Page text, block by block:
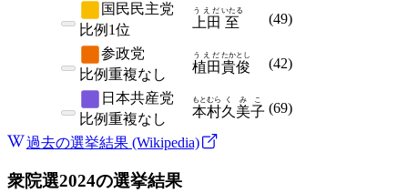
国民民主党
比例 1位 上田
うえだ
至
いたる
(49)
参政党
比例重複なし 植田
うえだ
貴俊
たかとし
(42)
日本共産党
比例重複なし 本村
もとむら
久美子
くみこ
(69)
過去の選挙結果 (Wikipedia)
衆院選2024の選挙結果